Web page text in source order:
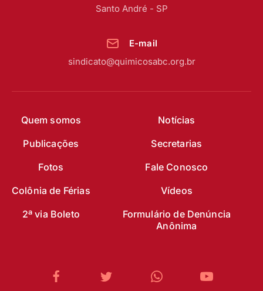
Quem somos
Notícias
Publicações
Secretarias
Fotos
Fale Conosco
Colônia de Férias
Vídeos
2ª via Boleto
Formulário de Denúncia
Anônima
Santo André - SP
E-mail
sindicato@quimicosabc.org.br